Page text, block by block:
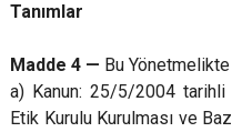
Tanımlar
Madde 4 — Bu
a) Kanun: 25/5/2004 tarihli
Etik Kurulu Kurulması ve